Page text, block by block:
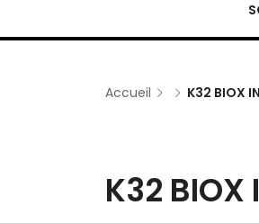
Accueil K32 BIOX
K32 BIOX